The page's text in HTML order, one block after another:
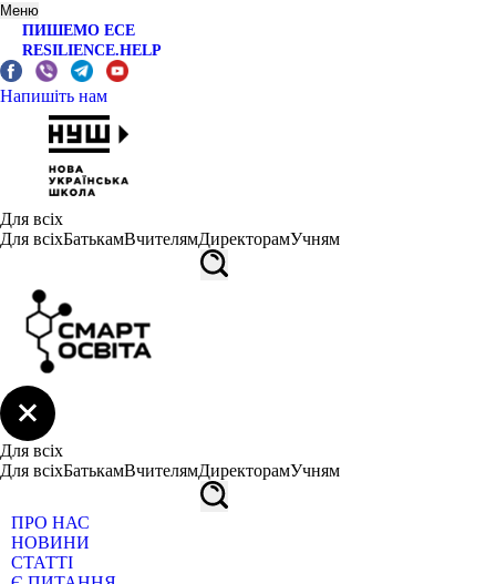
Меню
ПИШЕМО ЕСЕ
RESILIENCE.HELP
Напишіть нам
Для всіх
Для всіхБатькамВчителямДиректорамУчням
Для всіх
Для всіхБатькамВчителямДиректорамУчням
ПРО НАС
НОВИНИ
СТАТТІ